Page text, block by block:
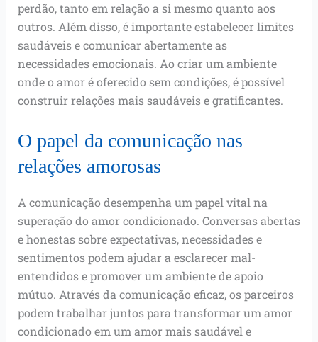
perdão, tanto em relação a si mesmo quanto aos
outros. Além disso, é importante estabelecer limites
saudáveis e comunicar abertamente as
necessidades emocionais. Ao criar um ambiente
onde o amor é oferecido sem condições, é possível
construir relações mais saudáveis e gratificantes.
O papel da comunicação nas
relações amorosas
A comunicação desempenha um papel vital na
superação do amor condicionado. Conversas abertas
e honestas sobre expectativas, necessidades e
sentimentos podem ajudar a esclarecer mal-
entendidos e promover um ambiente de apoio
mútuo. Através da comunicação eficaz, os parceiros
podem trabalhar juntos para transformar um amor
condicionado em um amor mais saudável e